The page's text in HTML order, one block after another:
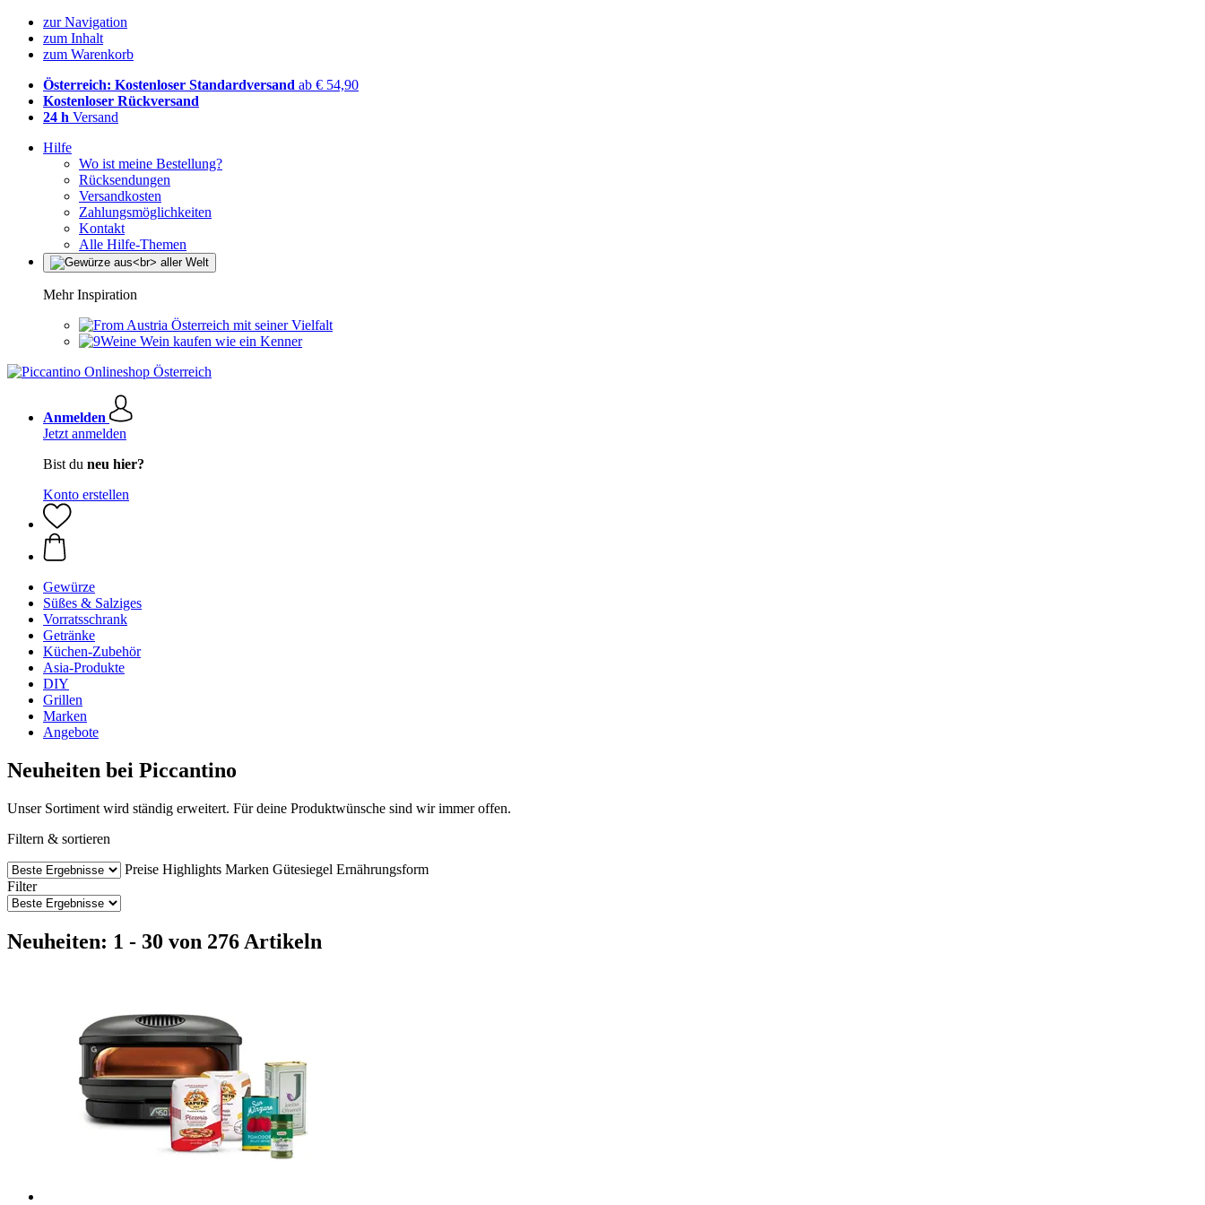
zur Navigation
zum Inhalt
zum Warenkorb
Österreich: Kostenloser Standardversand ab € 54,90
Kostenloser Rückversand
24 h Versand
Hilfe
Wo ist meine Bestellung?
Rücksendungen
Versandkosten
Zahlungsmöglichkeiten
Kontakt
Alle Hilfe-Themen
Mehr Inspiration
Österreich mit seiner Vielfalt
Wein kaufen wie ein Kenner
Anmelden
Jetzt anmelden
Bist du neu hier?
Konto erstellen
Gewürze
Süßes & Salziges
Vorratsschrank
Getränke
Küchen-Zubehör
Asia-Produkte
DIY
Grillen
Marken
Angebote
Neuheiten bei Piccantino
Unser Sortiment wird ständig erweitert. Für deine Produktwünsche sind wir immer offen.
Filtern & sortieren
Preise Highlights Marken Gütesiegel Ernährungsform
Filter
Neuheiten: 1 - 30 von 276 Artikeln